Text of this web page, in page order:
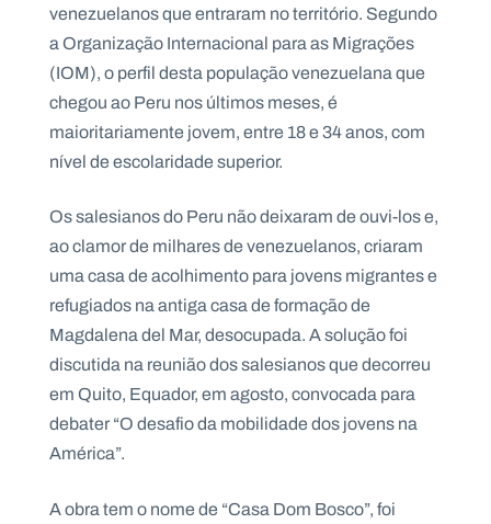
venezuelanos que entraram no território. Segundo
a Organização Internacional para as Migrações
(IOM), o perfil desta população venezuelana que
chegou ao Peru nos últimos meses, é
maioritariamente jovem, entre 18 e 34 anos, com
nível de escolaridade superior.
Os salesianos do Peru não deixaram de ouvi-los e,
ao clamor de milhares de venezuelanos, criaram
uma casa de acolhimento para jovens migrantes e
refugiados na antiga casa de formação de
Magdalena del Mar, desocupada. A solução foi
discutida na reunião dos salesianos que decorreu
em Quito, Equador, em agosto, convocada para
debater “O desafio da mobilidade dos jovens na
América”.
A obra tem o nome de “Casa Dom Bosco”, foi
N
e
w
s
l
e
tt
e
r